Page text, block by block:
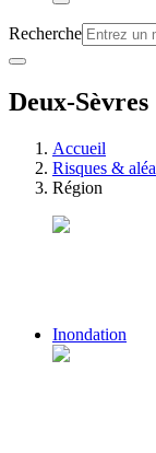
Recherche
Deux-Sèvres
Accueil
Risques &
Région
Inondation